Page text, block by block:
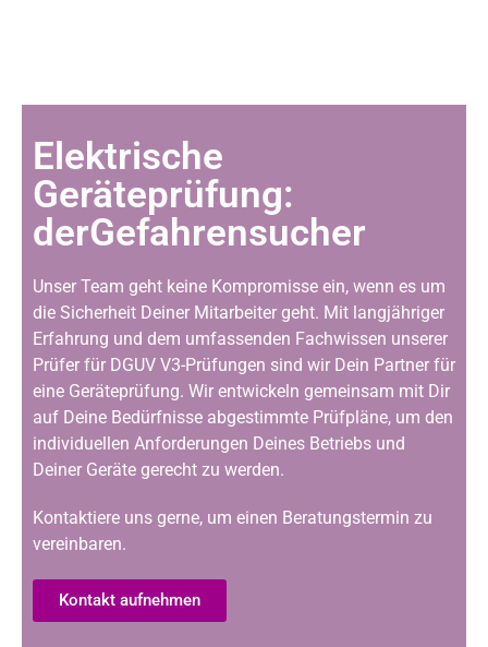
Elektrische
Geräteprüfung:
derGefahrensucher
Unser Team geht keine Kompromisse ein, wenn es um
die Sicherheit Deiner Mitarbeiter geht. Mit langjähriger
Erfahrung und dem umfassenden Fachwissen unserer
Prüfer für DGUV V3-Prüfungen sind wir Dein Partner für
eine Geräteprüfung. Wir entwickeln gemeinsam mit Dir
auf Deine Bedürfnisse abgestimmte Prüfpläne, um den
individuellen Anforderungen Deines Betriebs und
Deiner Geräte gerecht zu werden.
Kontaktiere uns gerne, um einen Beratungstermin zu
vereinbaren.
Kontakt aufnehmen